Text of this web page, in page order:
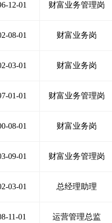
12-01 财富业务管理岗
08-01 财富业务岗
03-01 财富业务岗
01-01 财富业务管理岗
08-01 财富业务岗
09-01 财富业务管理岗
03-01 总经理助理
11-01 运营管理总监